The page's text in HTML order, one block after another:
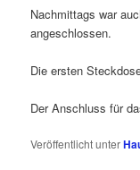
Nachmittags war
angeschlossen.
Die ersten
Der Anschluss für
Veröffentlicht unter